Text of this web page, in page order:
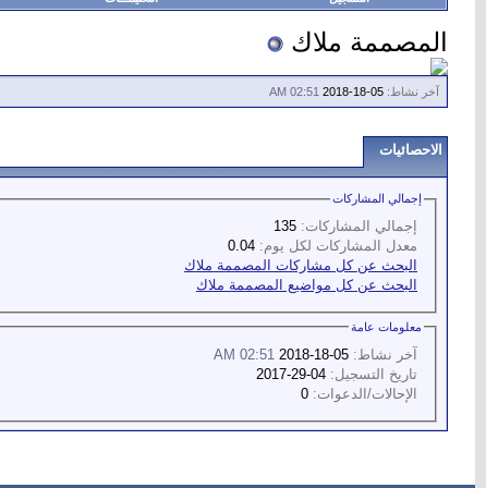
المصممة ملاك
آخر نشاط: 02:51 AM
الاحصائيات
إجمالي المشاركات
إجمالي المشاركات:
معدل المشاركات لكل يوم:
البحث عن كل مشاركات المصممة ملاك
البحث عن كل مواضيع المصممة ملاك
معلومات عامة
آخر نشاط:
02:51 AM
تاريخ التسجيل:
الإحالات/الدعوات: